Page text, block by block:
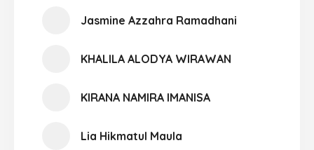
Jasmine Azzahra Ramadhani
KHALILA ALODYA WIRAWAN
KIRANA NAMIRA IMANISA
Lia Hikmatul Maula